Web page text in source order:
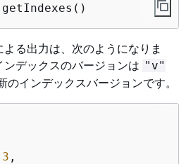
る出力は、次のようになりま
デックスのバージョンは "v"
のインデックスバージョンです。
3 ,